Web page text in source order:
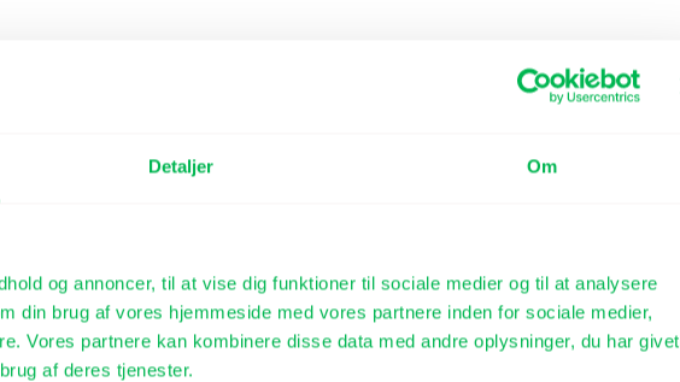
Detaljer Om
og annoncer, til at vise dig funktioner til sociale medier og til at analysere
din brug af vores hjemmeside med vores partnere inden for sociale medier,
Vores partnere kan kombinere disse data med andre oplysninger, du har givet
af deres tjenester.